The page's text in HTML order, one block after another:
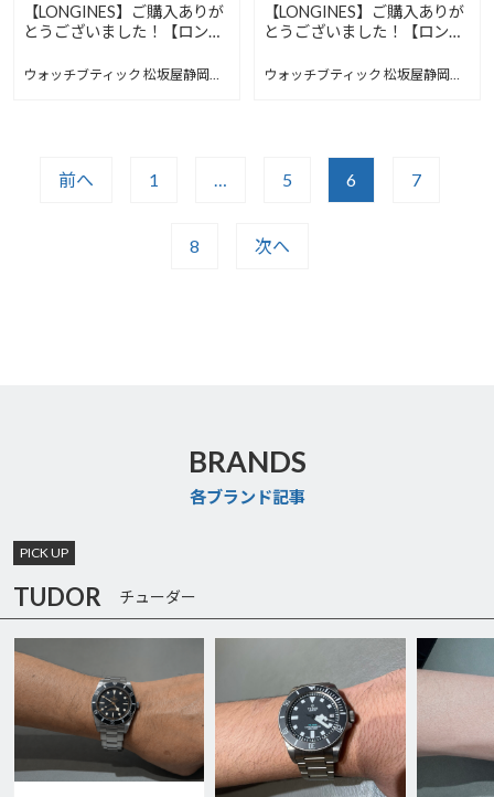
【LONGINES】ご購入ありが
とうございました！【ロンジ
【LONGINES】ご購入ありが
とうございました！【ロンジ
前へ 1 … 5 6 7
8 次へ
BRANDS
各ブランド記事
PICK UP
TUDOR チューダー